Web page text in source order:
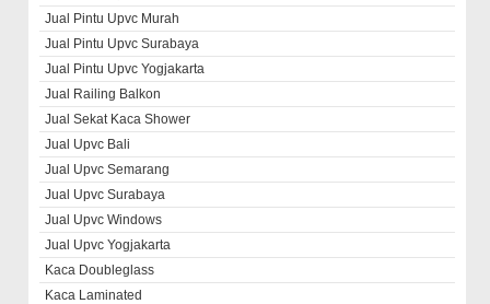
Jual Pintu Upvc Murah
Jual Pintu Upvc Surabaya
Jual Pintu Upvc Yogjakarta
Jual Railing Balkon
Jual Sekat Kaca Shower
Jual Upvc Bali
Jual Upvc Semarang
Jual Upvc Surabaya
Jual Upvc Windows
Jual Upvc Yogjakarta
Kaca Doubleglass
Kaca Laminated